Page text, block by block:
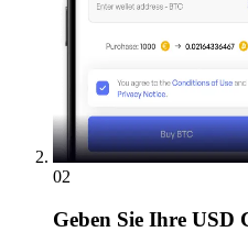
02
Geben Sie Ihre USD